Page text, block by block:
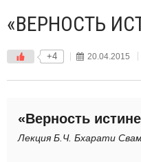
«ВЕРНОСТЬ
+4 20.04.2015
«Верность
Лекция Б.Ч. Бхарати